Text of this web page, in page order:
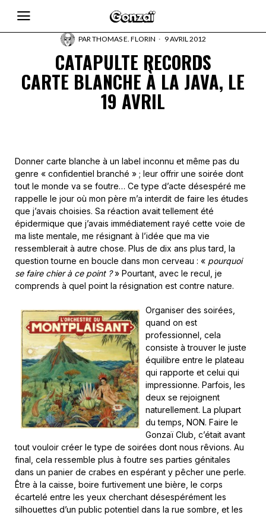
PARTHOMAS E. FLORIN 9 AVRIL 2012
CATAPULTE RECORDS
CARTE BLANCHE À LA JAVA, LE
19 AVRIL
Donner carte blanche à un label inconnu et même pas du
genre « confidentiel branché » ; leur offrir une soirée dont
tout le monde va se foutre… Ce type d’acte désespéré me
rappelle le jour où mon père m’a interdit de faire les études
que j’avais choisies. Sa réaction avait tellement été
épidermique que j’avais immédiatement rayé cette voie de
ma liste mentale, me résignant à l’idée que ma vie
ressemblerait à autre chose. Plus de dix ans plus tard, la
question tourne en boucle dans mon cerveau : « pourquoi
se faire chier à ce point ?» Pourtant, avec le recul, je
comprends à quel point la résignation est contre nature.
Organiser des soirées,
quand on est
professionnel, cela
consiste à trouver le juste
équilibre entre le plateau
qui rapporte et celui qui
impressionne. Parfois, les
deux se rejoignent
naturellement. La plupart
du temps, NON. Faire le
Gonzaï Club, c’était avant
tout vouloir créer le type de soirées dont nous rêvions. Au
final, cela ressemble plus à foutre ses parties génitales
dans un panier de crabes en espérant y pêcher une perle.
Être à la caisse, boire furtivement une bière, le corps
écartelé entre les yeux cherchant désespérément les
silhouettes d’un public potentiel dans la rue sombre, et les